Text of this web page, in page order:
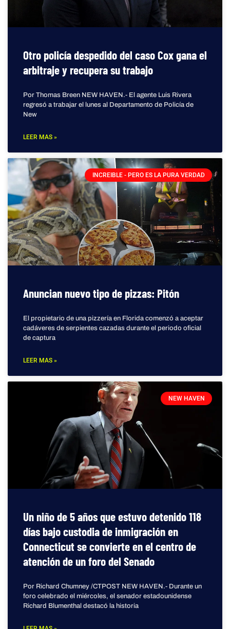
Otro policía despedido del caso Cox gana el
arbitraje y recupera su trabajo
Por Thomas Breen NEW HAVEN.- El agente Luis Rivera
regresó a trabajar el lunes al Departamento de Policía de
New
LEER MAS »
INCREIBLE - PERO ES LA PURA VERDAD
Anuncian nuevo tipo de pizzas: Pitón
El propietario de una pizzería en Florida comenzó a aceptar
cadáveres de serpientes cazadas durante el periodo oficial
de captura
LEER MAS »
NEW HAVEN
Un niño de 5 años que estuvo detenido 118
días bajo custodia de inmigración en
Connecticut se convierte en el centro de
atención de un foro del Senado
Por Richard Chumney /CTPOST NEW HAVEN.- Durante un
foro celebrado el miércoles, el senador estadounidense
Richard Blumenthal destacó la historia